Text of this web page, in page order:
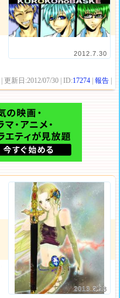
2012.7.30
| 更新日:2012/07/30 | ID:17274 |報告
2013.2.18